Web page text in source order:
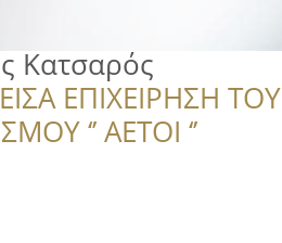
Κατσαρός
ΕΠΙΧΕΙΡΗΣΗ ΤΟΥ
‘’ ΑΕΤΟΙ ‘’